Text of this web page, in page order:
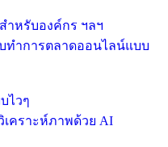
ำหรับองค์กร ฯลฯ
ไวๆ